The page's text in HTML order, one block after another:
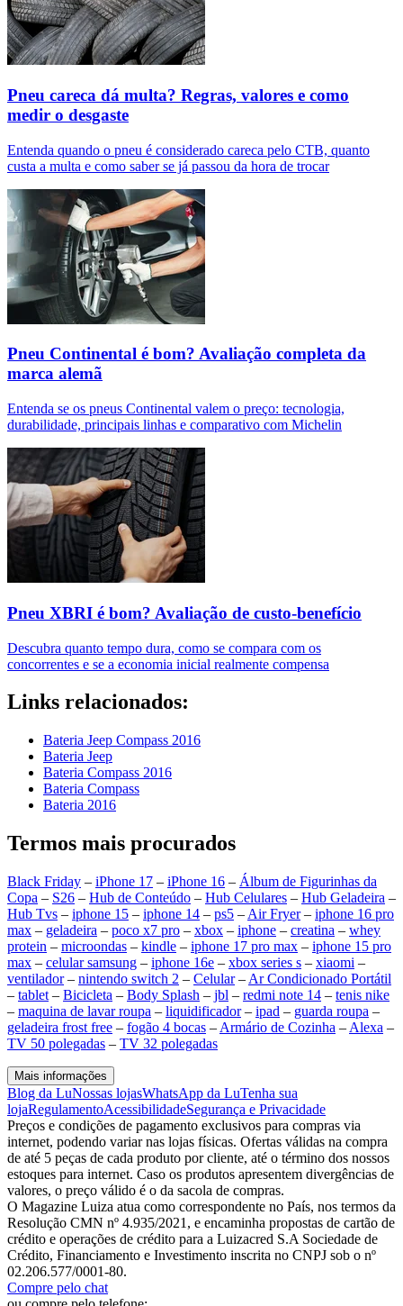
Pneu careca dá multa? Regras, valores e como
medir o desgaste
Entenda quando o pneu é considerado careca pelo CTB, quanto
custa a multa e como saber se já passou da hora de trocar
Pneu Continental é bom? Avaliação completa da
marca alemã
Entenda se os pneus Continental valem o preço: tecnologia,
durabilidade, principais linhas e comparativo com Michelin
Pneu XBRI é bom? Avaliação de custo-benefício
Descubra quanto tempo dura, como se compara com os
concorrentes e se a economia inicial realmente compensa
Links relacionados:
Bateria Jeep Compass 2016
Bateria Jeep
Bateria Compass 2016
Bateria Compass
Bateria 2016
Termos mais procurados
Black Friday – iPhone 17 – iPhone 16 – Álbum de Figurinhas da
Copa – S26 – Hub de Conteúdo – Hub Celulares – Hub Geladeira –
Hub Tvs – iphone 15 – iphone 14 – ps5 – Air Fryer– iphone 16 pro
max – geladeira – poco x7 pro – xbox – iphone – creatina – whey
protein – microondas – kindle – iphone 17 pro max – iphone 15 pro
max – celular samsung – iphone 16e – xbox series s – xiaomi –
ventilador– nintendo switch 2 – Celular– Ar Condicionado Portátil
– tablet – Bicicleta – Body Splash – jbl – redmi note 14 – tenis nike
– maquina de lavar roupa – liquidificador– ipad – guarda roupa –
geladeira frost free – fogão 4 bocas – Armário de Cozinha – Alexa –
TV 50 polegadas – TV 32 polegadas
Mais informações
Blog da LuNossas lojasWhatsApp da LuTenha sua
lojaRegulamentoAcessibilidadeSegurança e Privacidade
Preços e condições de pagamento exclusivos para compras via
internet, podendo variar nas lojas físicas. Ofertas válidas na compra
de até 5 peças de cada produto por cliente, até o término dos nossos
estoques para internet. Caso os produtos apresentem divergências de
valores, o preço válido é o da sacola de compras.
O Magazine Luiza atua como correspondente no País, nos termos da
Resolução CMN nº 4.935/2021, e encaminha propostas de cartão de
crédito e operações de crédito para a Luizacred S.A Sociedade de
Crédito, Financiamento e Investimento inscrita no CNPJ sob o nº
02.206.577/0001-80.
Compre pelo chat